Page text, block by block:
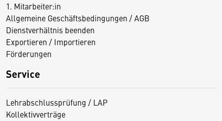
1. Mitarbeiter:in
Allgemeine Geschäftsbedingungen / AGB
Dienstverhältnis beenden
Exportieren / Importieren
Förderungen
Service
Lehrabschlussprüfung / LAP
Kollektivverträge